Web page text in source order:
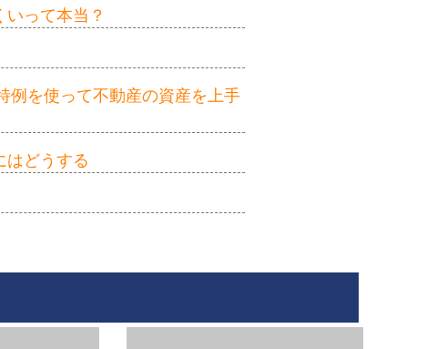
って本当？
例を使って不動産の資産を上手
はどうする